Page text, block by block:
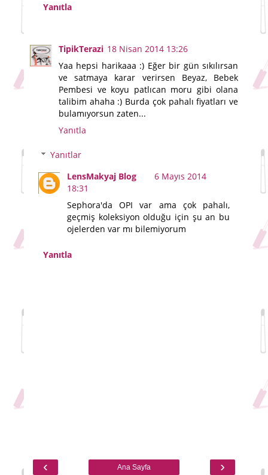
Yanıtla
TipikTerazi 18 Nisan 2014 13:26
Yaa hepsi harikaaa :) Eğer bir gün sıkılırsan
ve satmaya karar verirsen Beyaz, Bebek
Pembesi ve koyu patlıcan moru gibi olana
talibim ahaha :) Burda çok pahalı fiyatları ve
bulamıyorsun zaten...
Yanıtla
Yanıtlar
LensMakyaj Blog
6 Mayıs 2014
18:31
Sephora'da OPI var ama çok pahalı,
geçmiş koleksiyon olduğu için şu an bu
ojelerden var mı bilemiyorum
Yanıtla
‹ ›
Ana Sayfa